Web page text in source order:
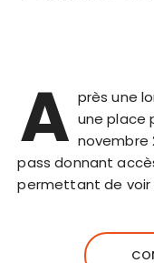
A près une
une place
novembre
pass donnant
permettant de voir